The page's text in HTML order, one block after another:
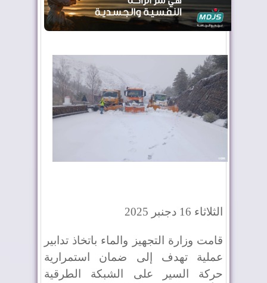
الثلاثاء 16 دجنبر 2025
قامت وزارة التجهيز والماء باتخاذ تدابير
عملية تهدف إلى ضمان استمرارية
حركة السير على الشبكة الطرقية